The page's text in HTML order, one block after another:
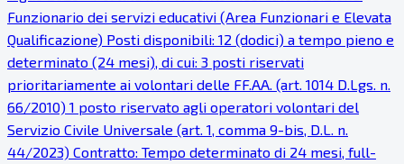
Funzionario dei servizi educativi (Area Funzionari e Elevata
Qualificazione) Posti disponibili: 12 (dodici) a tempo pieno e
determinato (24 mesi), di cui: 3 posti riservati
prioritariamente ai volontari delle FF.AA. (art. 1014 D.Lgs. n.
66/2010) 1 posto riservato agli operatori volontari del
Servizio Civile Universale (art. 1, comma 9-bis, D.L. n.
44/2023) Contratto: Tempo determinato di 24 mesi, full-